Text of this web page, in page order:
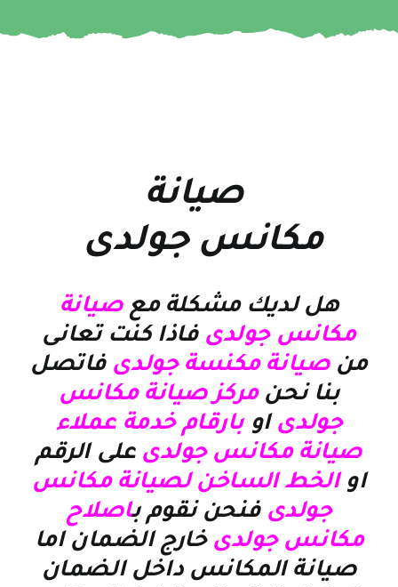
صيانة
مكانس جولدى
هل لديك مشكلة معصيانة
مكانس جولدى فاذا كنت تعانى
من صيانة مكنسة جولدى فاتصل
بنا نحن مركز صيانة مكانس
جولدىاو بارقام خدمة عملاء
صيانة مكانس جولدى على الرقم
او الخط الساخن لصيانة مكانس
جولدى فنحن نقوم باصلاح
مكانس جولدى خارج الضمان اما
صيانة المكانس داخل الضمان